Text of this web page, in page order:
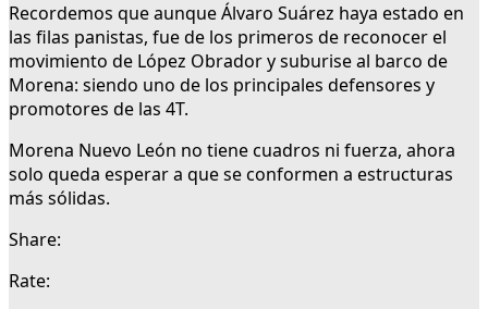
Recordemos que aunque Álvaro Suárez haya estado en
las filas panistas, fue de los primeros de reconocer el
movimiento de López Obrador y suburise al barco de
Morena: siendo uno de los principales defensores y
promotores de las 4T.
Morena Nuevo León no tiene cuadros ni fuerza, ahora
solo queda esperar a que se conformen a estructuras
más sólidas.
Share:
Rate: